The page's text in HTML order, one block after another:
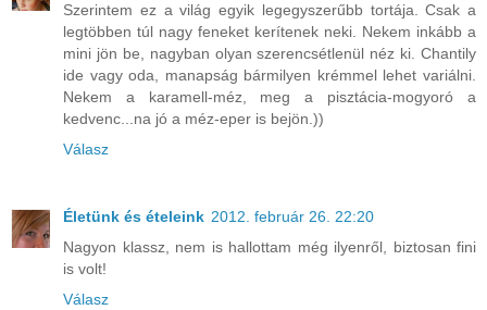
Szerintem ez a világ egyik legegyszerűbb tortája. Csak a
legtöbben túl nagy feneket kerítenek neki. Nekem inkább a
mini jön be, nagyban olyan szerencsétlenül néz ki. Chantily
ide vagy oda, manapság bármilyen krémmel lehet variálni.
Nekem a karamell-méz, meg a pisztácia-mogyoró a
kedvenc...na jó a méz-eper is bejön.))
Válasz
Életünk és ételeink 2012. február 26. 22:20
Nagyon klassz, nem is hallottam még ilyenről, biztosan fini
is volt!
Válasz